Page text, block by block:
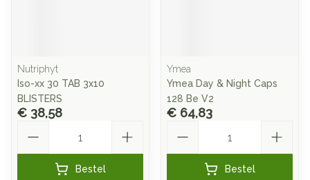
Nutriphyt
Iso-xx 30 TAB 3x10
BLISTERS
€ 38,58
Bestel
Ymea
Ymea Day & Night Caps
128 Be V2
€ 64,83
Bestel